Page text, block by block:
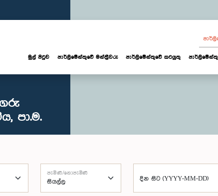
මුල් පිටුව පාර්ලි‌මේන්තුවේ මන්ත්‍රීවරු පාර්ලිමේන්තුවේ කටයුතු
ගරු
පා.ම.
පැමිණි/නොපැමිණි
දින සිට (YYYY-MM-DD)